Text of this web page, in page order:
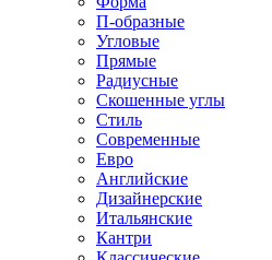
П-образные
Угловые
Прямые
Радиусные
Скошенные углы
Стиль
Современные
Евро
Английские
Дизайнерские
Итальянские
Кантри